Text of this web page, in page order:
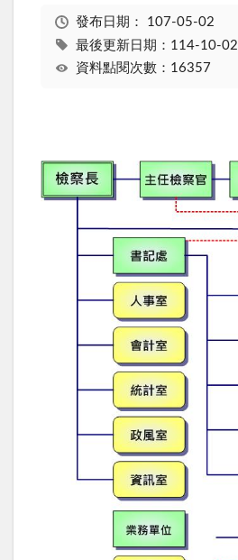
發布日期： 107-05-02
最後更新日期：114-10-02
資料點閱次數：16357